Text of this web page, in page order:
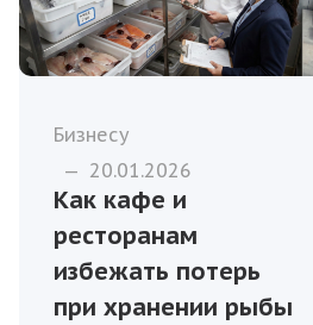
Бизнесу
— 20.01.2026
Как кафе и
ресторанам
избежать потерь
при хранении рыбы